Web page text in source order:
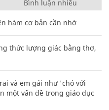
Bình luận nhiều
hàm cơ bản cần nhớ
thức lượng giác bằng thơ,
và em gái như 'chó với
một vấn đề trong giáo dục